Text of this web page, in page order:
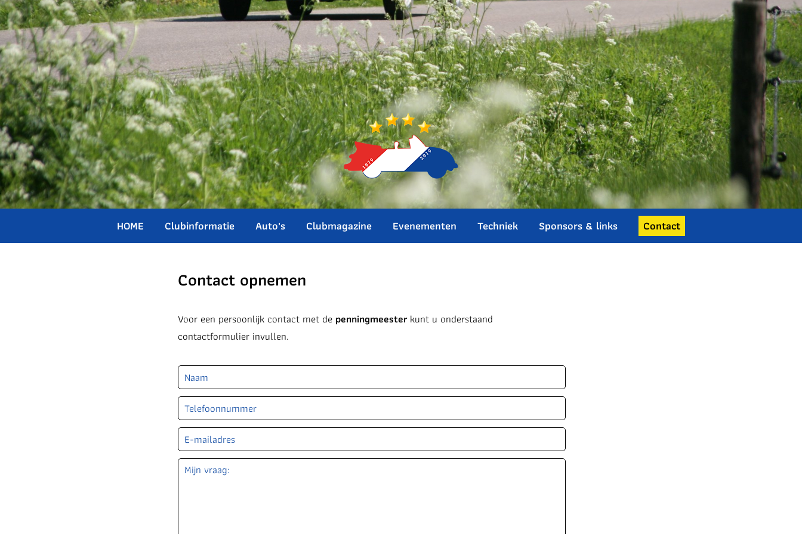
HOME Clubinformatie Auto's Clubmagazine Evenementen Techniek Sponsors & links Contact
Contact opnemen
Voor een persoonlijk contact met de penningmeesterkunt u onderstaand
contactformulier invullen.